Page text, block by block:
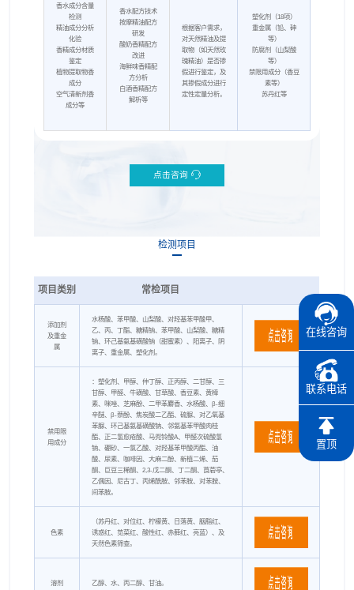
在线咨询
联系电话
置顶
香水成分含量
检测
精油成分分析
化验
香精成分材质
鉴定
植物提取物香
成分
空气清新剂香
成分等
香水配方技术
按摩精油配方
研发
酸奶香精配方
改进
海鲜味香精配
方分析
白酒香精配方
解析等
根据客户需求，
对天然精油及提
取物（如天然玫
瑰精油）是否掺
假进行鉴定，及
其掺假成分进行
定性定量分析。
塑化剂（18项）
重金属（铅、砷
等）
防腐剂（山梨酸
等）
禁限用成分（香豆
素等）
苏丹红等
点击咨询
检测项目
项目类别 常检项目
添加剂
及重金
属
水杨酸、苯甲酸、山梨酸、对羟基苯甲酸甲、
乙、丙、丁酯、糖精钠、苯甲酸、山梨酸、糖精
钠、环己基氨基磺酸钠（甜蜜素）、阳离子、阴
离子、重金属、塑化剂。
禁用限
用成分
：塑化剂、甲醇、仲丁醇、正丙醇、二甘醇、三
甘醇、甲醛、牛磺酸、甘草酸、香豆素、黄樟
素、咪唑、芝麻酚、二甲苯麝香、水杨酸、β-细
辛醚、β-萘酚、焦炭酸二乙酯、硫脲、对乙氧基
苯脲、环己基氨基磺酸钠、邻氨基苯甲酸肉桂
酯、正二氢愈疮酸、马兜铃酸A、甲醛次硫酸氢
钠、硼砂、一氯乙酸、对羟基苯甲酸丙酯、油
酸、尿素、咖啡因、大麻二酚、新植二烯、茄
酮、巨豆三稀酮、2,3-戊二酮、丁二酮、莨菪亭、
乙偶因、尼古丁、丙烯酰胺、邻苯胺、对苯胺、
间苯胺。
色素
（苏丹红、对位红、柠檬黄、日落黄、胭脂红、
诱惑红、苋菜红、酸性红、赤藓红、亮蓝）、及
天然色素筛查。
溶剂 乙醇、水、丙二醇、甘油。